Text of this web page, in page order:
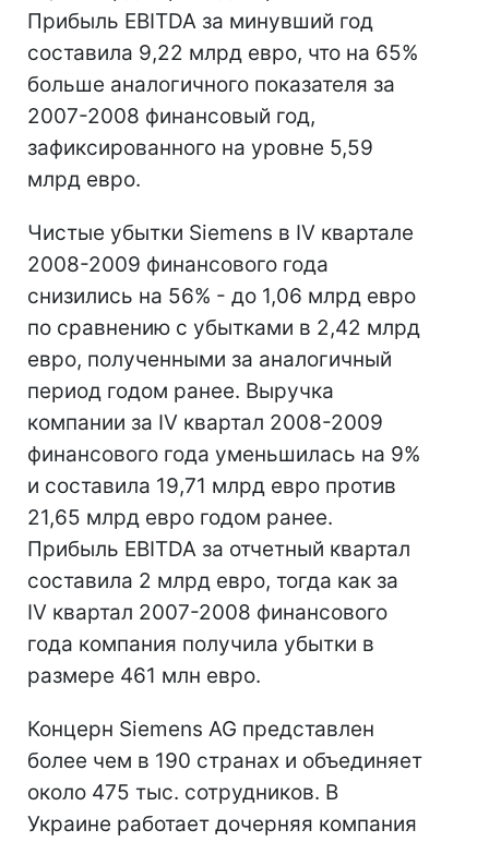
Прибыль EBITDA за минувший год
составила 9,22 млрд евро, что на 65%
больше аналогичного показателя за
2007-2008 финансовый год,
зафиксированного на уровне 5,59
млрд евро.
Чистые убытки Siemens в IV квартале
2008-2009 финансового года
снизились на 56% - до 1,06 млрд евро
по сравнению с убытками в 2,42 млрд
евро, полученными за аналогичный
период годом ранее. Выручка
компании за IV квартал 2008-2009
финансового года уменьшилась на 9%
и составила 19,71 млрд евро против
21,65 млрд евро годом ранее.
Прибыль EBITDA за отчетный квартал
составила 2 млрд евро, тогда как за
IV квартал 2007-2008 финансового
года компания получила убытки в
размере 461 млн евро.
Концерн Siemens AG представлен
более чем в 190 странах и объединяет
около 475 тыс. сотрудников. В
Украине работает дочерняя компания